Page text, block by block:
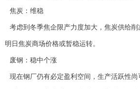
焦炭：维稳
考虑到冬季焦企限产力度加大，焦炭供给
明日焦炭商场价格或暂稳运转。
废钢：稳中个涨
现在钢厂仍有必定盈利空间，生产活跃性